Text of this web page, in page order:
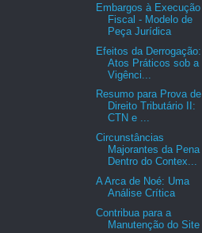
Embargos à Execução
Fiscal - Modelo de
Peça Jurídica
Efeitos da Derrogação:
Atos Práticos sob a
Vigênci...
Resumo para Prova de
Direito Tributário II:
CTN e ...
Circunstâncias
Majorantes da Pena
Dentro do Contex...
A Arca de Noé: Uma
Análise Crítica
Contribua para a
Manutenção do Site